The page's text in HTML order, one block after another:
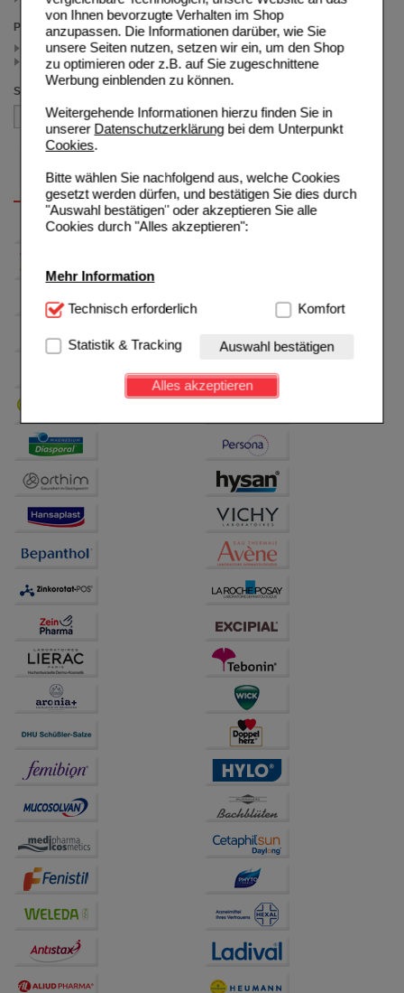
von Ihnen bevorzugte Verhalten im Shop
anzupassen. Die Informationen darüber, wie Sie
unsere Seiten nutzen, setzen wir ein, um den Shop
zu optimieren oder z.B. auf Sie zugeschnittene
Werbung einblenden zu können.
Weitergehende Informationen hierzu finden Sie in
unserer Datenschutzerklärungbei dem Unterpunkt
Cookies.
Bitte wählen Sie nachfolgend aus, welche Cookies
gesetzt werden dürfen, und bestätigen Sie dies durch
"Auswahl bestätigen" oder akzeptieren Sie alle
Cookies durch "Alles akzeptieren":
Mehr Information
Technisch Notwendig:Hierbei handelt es sich um
Website notwendig sind (z.B. Navigation, Warenkorb,
Kundenkonto), weshalb auf diese nicht verzichtet
werden kann.
Einkaufserlebnis noch ansprechender zu gestalten,
beispielsweise für die Wiedererkennung des
Besuchers oder unsere Seite an bevorzugte
Verhaltensweisen (z.B. Spracheinstellung)
anzupassen. Komfort-Cookies ermöglichen es uns
auch auf Ihre Bedürfnisse zugeschrittene Inhalte
anzuzeigen und unser Partnerprogramm zu
Hierüber lassen sich
Informationen über die Art und Weise der Nutzung
unserer Website sammeln, mit deren Hilfe wir unsere
Website weiter für Sie optimieren können, den Inhalt
auf unserer Website aber auch die Werbung auf
Drittseiten möglichst relevant für Sie zu gestalten.
Bitte beachten Sie, dass Daten hierfür teilweise an
Dritte wie z.B. Google oder soziale Medien
übertragen werden.
Technisch erforderlich Komfort
Statistik & Tracking Auswahl bestätigen
Alles akzeptieren
Preis
< 16.00 (2)
>= 16.00 (1)
Sortieren nach